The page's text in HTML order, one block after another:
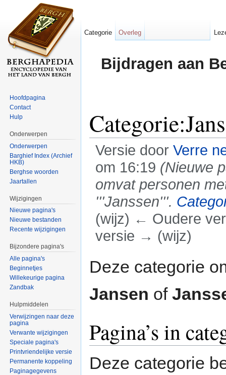
Bijdragen aan
Versie door Verre
om 16:19 (Nieuwe
omvat personen
'''Janssen'''.
(wijz) ← Oudere
versie → (wijz)
Deze categorie
Jansen of
Pagina’s in
Deze categorie
Categorie Overleg
Hoofdpagina
Contact
Hulp
Onderwerpen
Onderwerpen
Barghief Index (Archief
HKB)
Berghse woorden
Jaartallen
Wijzigingen
Nieuwe pagina's
Nieuwe bestanden
Recente wijzigingen
Bijzondere pagina's
Alle pagina's
Beginnetjes
Willekeurige pagina
Zandbak
Hulpmiddelen
Verwijzingen naar deze
pagina
Verwante wijzigingen
Speciale pagina's
Printvriendelijke versie
Permanente koppeling
Paginagegevens